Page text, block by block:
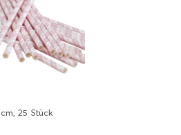
25 Stück